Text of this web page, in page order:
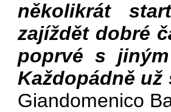
několikrát
zajíždět dobré
poprvé s
Každopádně už
Giandomenico